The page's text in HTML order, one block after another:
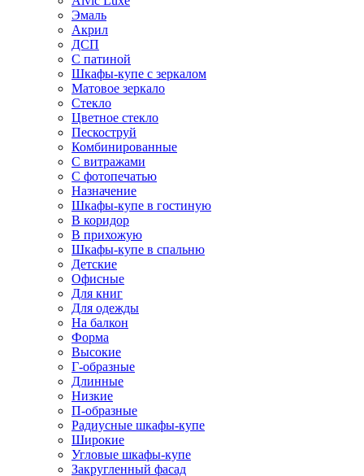
Эмаль
Акрил
ДСП
С патиной
Шкафы-купе с зеркалом
Матовое зеркало
Стекло
Цветное стекло
Пескоструй
Комбинированные
С витражами
С фотопечатью
Назначение
Шкафы-купе в гостиную
В коридор
В прихожую
Шкафы-купе в спальню
Детские
Офисные
Для книг
Для одежды
На балкон
Форма
Высокие
Г-образные
Длинные
Низкие
П-образные
Радиусные шкафы-купе
Широкие
Угловые шкафы-купе
Закругленный фасад